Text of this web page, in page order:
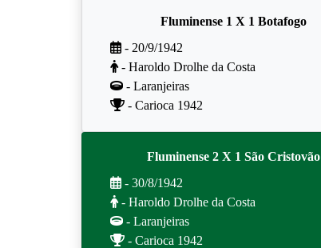
Fluminense 1 X 1 Botafogo
- 20/9/1942
- Haroldo Drolhe da Costa
- Laranjeiras
- Carioca 1942
Fluminense 2 X 1 São Cristovão
- 30/8/1942
- Haroldo Drolhe da Costa
- Laranjeiras
- Carioca 1942